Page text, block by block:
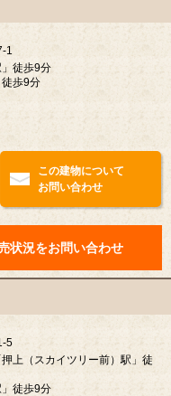
1
徒歩9分
歩9分
この建物について
お問い合わせ
状況をお問い合わせ
5
上（スカイツリー前）駅」徒
徒歩9分